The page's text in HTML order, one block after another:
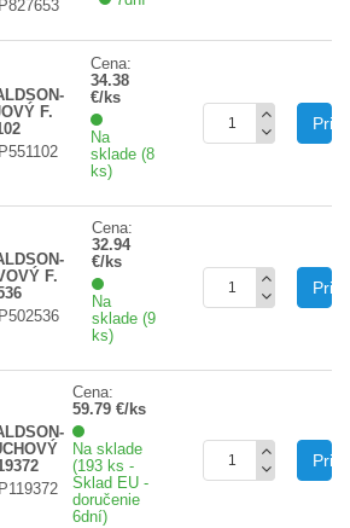
F.
Cena:
34.38
€/ks
Na
sklade (8
ks)
F.
Cena:
32.94
€/ks
Na
sklade (9
ks)
Cena:
59.79 €/ks
Na sklade
(193 ks -
Sklad EU -
doručenie
6dní)